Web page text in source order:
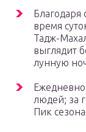
Благодаря
время
Тадж-
выглядит
лунную
людей; за
Пик